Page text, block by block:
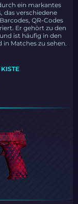
ein markantes
das verschiedene
QR-Codes
Er gehört zu den
ist häufig in den
in Matches zu sehen.